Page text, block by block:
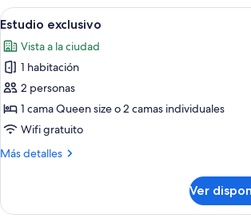
Ver
todas
las
fotos
de
Estudio
exclusivo
Una
7
Estudio exclusivo
Vista a la ciudad
1 habitación
2 personas
1 cama Queen size o 2 camas individuales
Wifi gratuito
Más detalles
Más
exclusivo
Ver